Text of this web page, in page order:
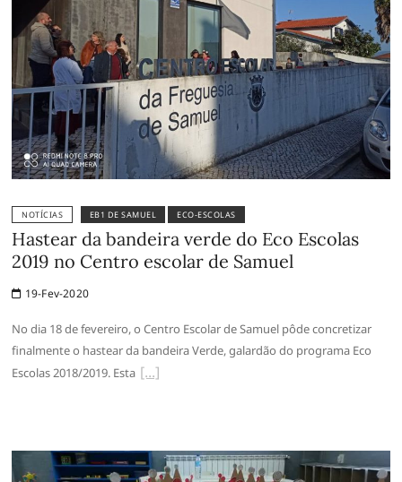
NOTÍCIAS EB1 DE SAMUEL ECO-ESCOLAS
Hastear da bandeira verde do Eco Escolas
2019 no Centro escolar de Samuel
19-Fev-2020
No dia 18 de fevereiro, o Centro Escolar de Samuel pôde concretizar
finalmente o hastear da bandeira Verde, galardão do programa Eco
Escolas 2018/2019. Esta